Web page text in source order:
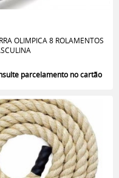
OLIMPICA 8 ROLAMENTOS